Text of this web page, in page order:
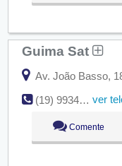
Guima Sat
Av. João Basso,
(19) 99342-1026
ver
Comente